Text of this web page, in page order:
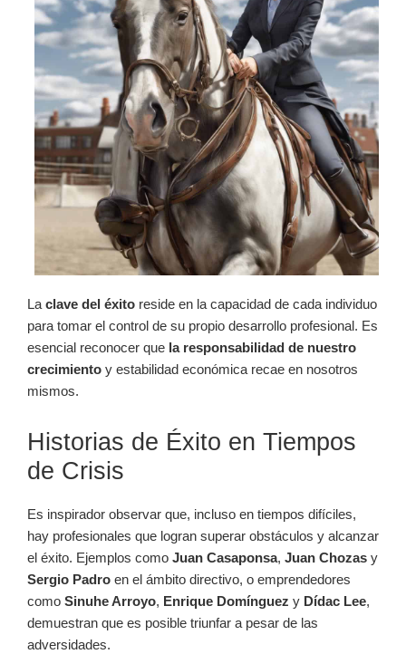
La clave del éxito reside en la capacidad de cada individuo
para tomar el control de su propio desarrollo profesional. Es
esencial reconocer que la responsabilidad de nuestro
crecimiento y estabilidad económica recae en nosotros
mismos.
Historias de Éxito en Tiempos
de Crisis
Es inspirador observar que, incluso en tiempos difíciles,
hay profesionales que logran superar obstáculos y alcanzar
el éxito. Ejemplos como Juan Casaponsa, Juan Chozas y
Sergio Padro en el ámbito directivo, o emprendedores
como Sinuhe Arroyo, Enrique Domínguez y Dídac Lee,
demuestran que es posible triunfar a pesar de las
adversidades.